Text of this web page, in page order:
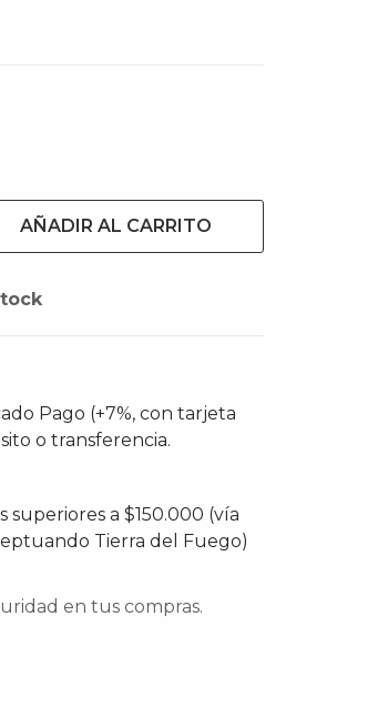
AÑADIR AL CARRITO
Pago (+7%, con tarjeta
o transferencia.
superiores a $150.000 (vía
Tierra del Fuego)
en tus compras.